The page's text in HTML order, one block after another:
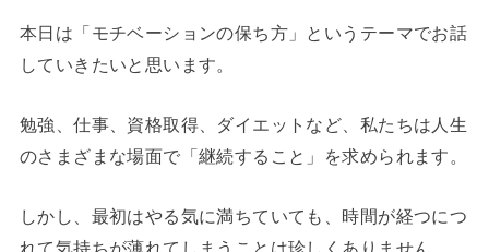
本日は「モチベーションの保ち方」というテーマでお話
していきたいと思います。
勉強、仕事、資格取得、ダイエットなど、私たちは人生
のさまざまな場面で「継続すること」を求められます。
しかし、最初はやる気に満ちていても、時間が経つにつ
れて気持ちが薄れてしまうことは珍しくありません。